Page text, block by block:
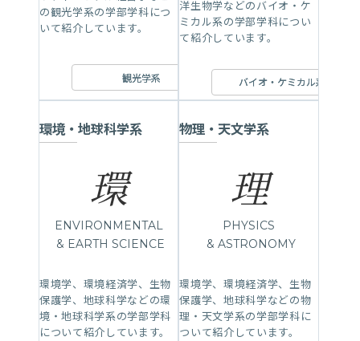
の観光学系の学部学科につ
いて紹介しています。
観光学系
洋生物学などのバイオ・ケ
ミカル系の学部学科につい
て紹介しています。
バイオ・ケミカル系
環境・地球科学系
環
ENVIRONMENTAL
& EARTH SCIENCE
環境学、環境経済学、生物
保護学、地球科学などの環
境・地球科学系の学部学科
について紹介しています。
物理・天文学系
理
PHYSICS
& ASTRONOMY
環境学、環境経済学、生物
保護学、地球科学などの物
理・天文学系の学部学科に
ついて紹介しています。